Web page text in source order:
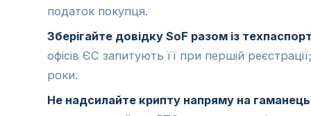
податок покупця.
Зберігайте довідку SoF разом із
офісів ЄС запитують її при першій
роки.
Не надсилайте крипту напряму на